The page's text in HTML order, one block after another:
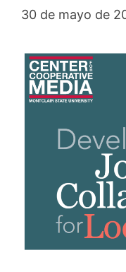
30 de mayo de